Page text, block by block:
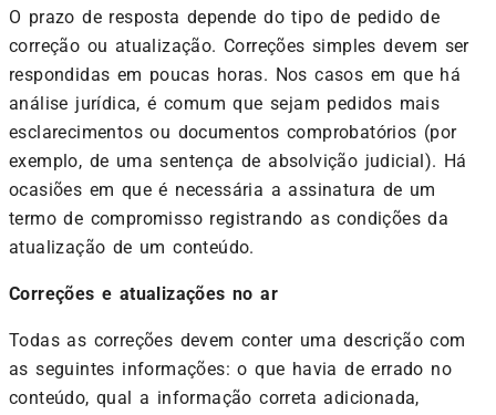
O prazo de resposta depende do tipo de pedido de
correção ou atualização. Correções simples devem ser
respondidas em poucas horas. Nos casos em que há
análise jurídica, é comum que sejam pedidos mais
esclarecimentos ou documentos comprobatórios (por
exemplo, de uma sentença de absolvição judicial). Há
ocasiões em que é necessária a assinatura de um
termo de compromisso registrando as condições da
atualização de um conteúdo.
Correções e atualizações no ar
Todas as correções devem conter uma descrição com
as seguintes informações: o que havia de errado no
conteúdo, qual a informação correta adicionada,